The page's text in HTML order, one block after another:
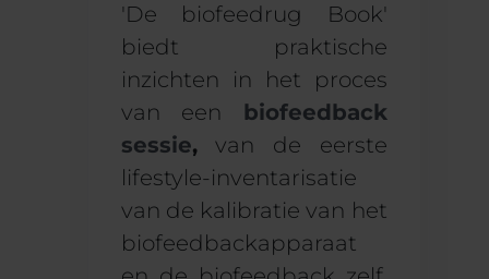
'De biofeed rug Book'
biedt praktische
inzichten in het proces
van een biofeedback
sessie,van de eerste
lifestyle-inventarisatie
van de kalibratie van het
biofeedbackapparaat